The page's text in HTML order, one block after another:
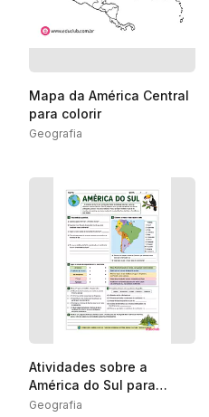
Mapa da América Central
para colorir
Geografia
Atividades sobre a
América do Sul para
imprimir
Geografia